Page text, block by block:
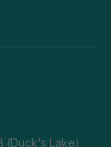
(Duck's Lake)